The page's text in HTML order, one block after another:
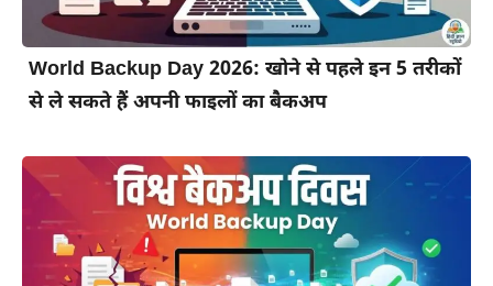
World Backup Day 2026: खोने से पहले इन 5 तरीकों
से ले सकते हैं अपनी फाइलों का बैकअप